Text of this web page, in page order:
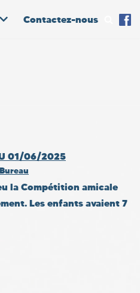
Contactez-nous
01/06/2025
Bureau
la Compétition amicale
Les enfants avaient 7